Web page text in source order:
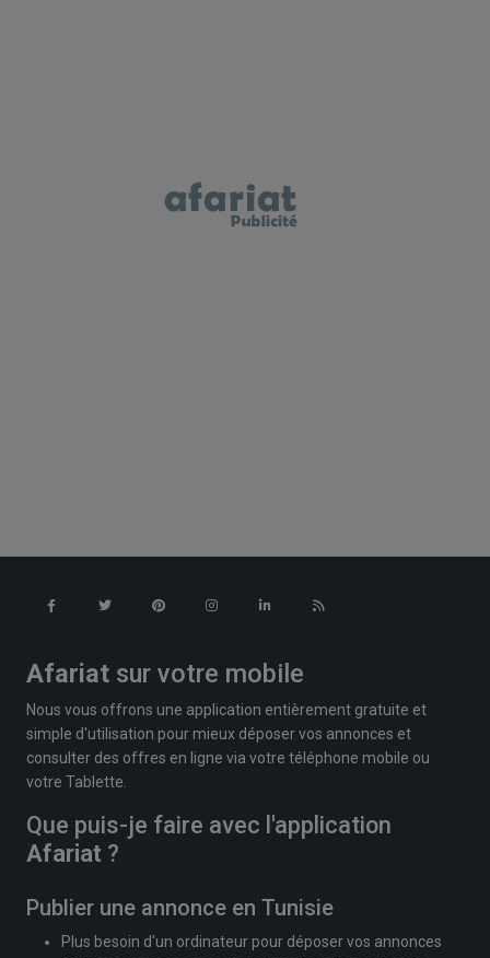
Afariat sur votre mobile
Nous vous offrons une application entièrement gratuite et
simple d'utilisation pour mieux déposer vos annonces et
consulter des offres en ligne via votre téléphone mobile ou
votre Tablette.
Que puis-je faire avec l'application
Afariat ?
Publier une annonce en Tunisie
Plus besoin d'un ordinateur pour déposer vos annonces